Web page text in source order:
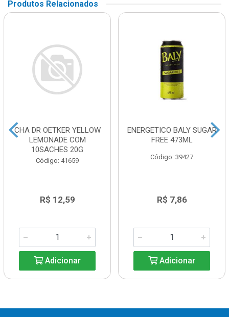
Produtos Relacionados
CHA DR OETKER YELLOW
LEMONADE COM
10SACHES 20G
Código: 41659
R$ 12,59
Adicionar
ENERGETICO BALY SUGAR
FREE 473ML
Código: 39427
R$ 7,86
Adicionar